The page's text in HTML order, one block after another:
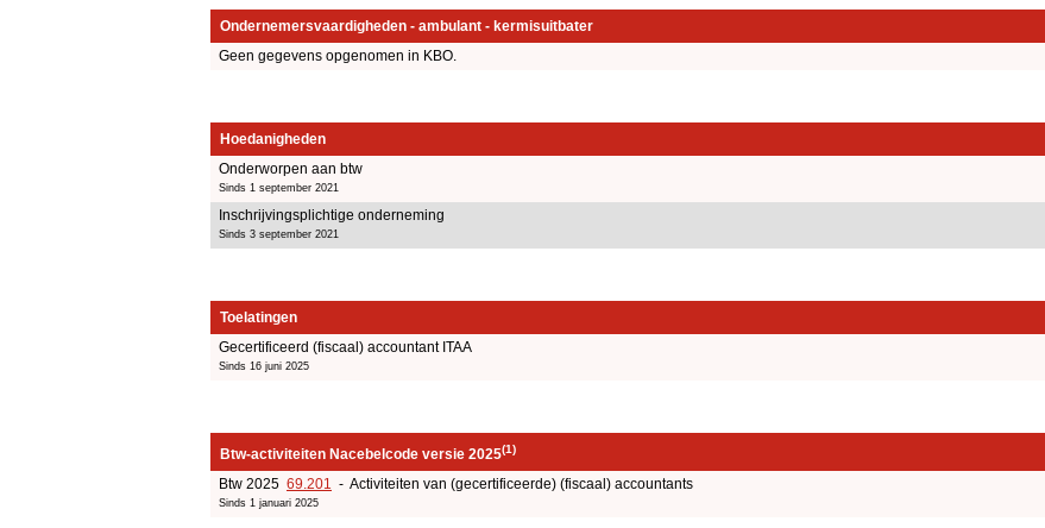
Ondernemersvaardigheden - ambulant - kermisuitbater
Geen gegevens opgenomen in KBO.
Hoedanigheden
Onderworpen aan btw
Sinds 1 september 2021
Inschrijvingsplichtige onderneming
Sinds 3 september 2021
Toelatingen
Gecertificeerd (fiscaal) accountant ITAA
Sinds 16 juni 2025
Btw-activiteiten Nacebelcode versie 2025(1)
Btw 2025 69.201 - Activiteiten van (gecertificeerde) (fiscaal) accountants
Sinds 1 januari 2025